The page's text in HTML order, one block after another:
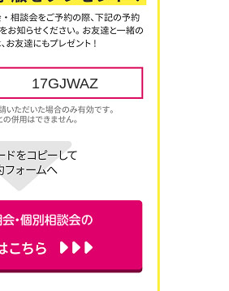
17GJWAZ